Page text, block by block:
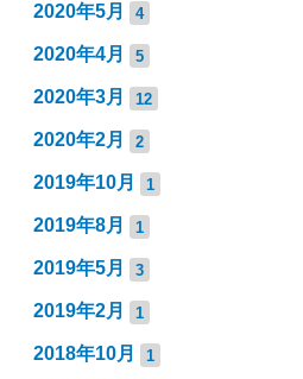
2020年5月 4
2020年4月 5
2020年3月 12
2020年2月 2
2019年10月 1
2019年8月 1
2019年5月 3
2019年2月 1
2018年10月 1